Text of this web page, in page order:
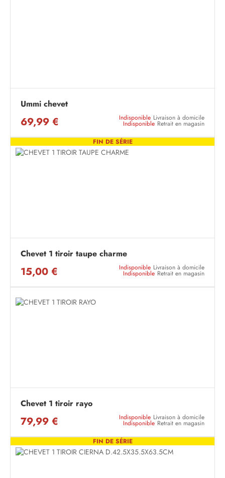
Ummi chevet
69,99 € Indisponible Livraison à domicile
Indisponible Retrait en magasin
FIN DE SÉRIE
Chevet 1 tiroir taupe charme
15,00 € Indisponible Livraison à domicile
Indisponible Retrait en magasin
Chevet 1 tiroir rayo
79,99 € Indisponible Livraison à domicile
Indisponible Retrait en magasin
FIN DE SÉRIE